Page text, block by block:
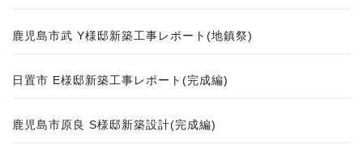
鹿児島市武 Y様邸新築工事レポート(地鎮祭)
日置市 E様邸新築工事レポート(完成編)
鹿児島市原良 S様邸新築設計(完成編)